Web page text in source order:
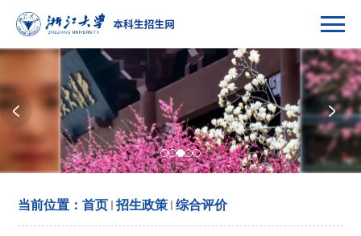
当前位置：首页 招生政策 综合评价